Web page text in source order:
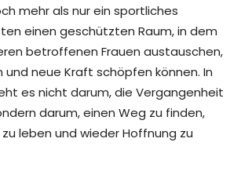
mehr als nur ein sportliches
einen geschützten Raum, in dem
betroffenen Frauen austauschen,
und neue Kraft schöpfen können. In
es nicht darum, die Vergangenheit
darum, einen Weg zu finden,
leben und wieder Hoffnung zu